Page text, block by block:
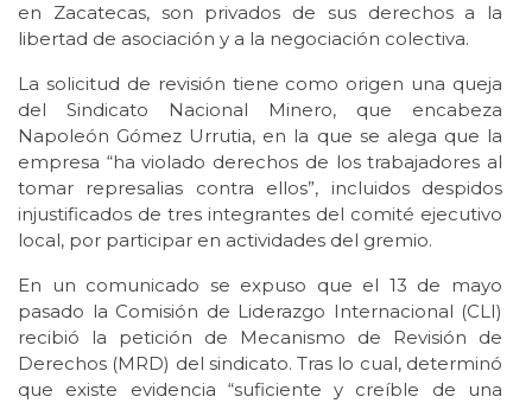
en Zacatecas, son privados de sus derechos a la
libertad de asociación y a la negociación colectiva.
La solicitud de revisión tiene como origen una queja
del Sindicato Nacional Minero, que encabeza
Napoleón Gómez Urrutia, en la que se alega que la
empresa “ha violado derechos de los trabajadores al
tomar represalias contra ellos”, incluidos despidos
injustificados de tres integrantes del comité ejecutivo
local, por participar en actividades del gremio.
En un comunicado se expuso que el 13 de mayo
pasado la Comisión de Liderazgo Internacional (CLI)
recibió la petición de Mecanismo de Revisión de
Derechos (MRD) del sindicato. Tras lo cual, determinó
que existe evidencia “suficiente y creíble de una